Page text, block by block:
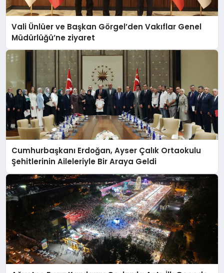
Vali Ünlüer ve Başkan Görgel’den Vakıflar Genel
Müdürlüğü’ne ziyaret
Cumhurbaşkanı Erdoğan, Ayser Çalık Ortaokulu
Şehitlerinin Aileleriyle Bir Araya Geldi